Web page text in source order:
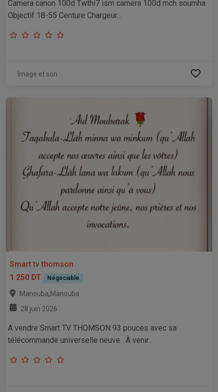
Camera canon 100d Twthi7 ism camera 100d mch soumha
Objectif 18-55 Centure Chargeur...
Image et son
Smart tv thomson
1 250 DT
Négociable
Manouba,Manouba
28 juin 2026
A vendre Smart TV THOMSON 93 pouces avec sa
télécommande universelle neuve . À venir...